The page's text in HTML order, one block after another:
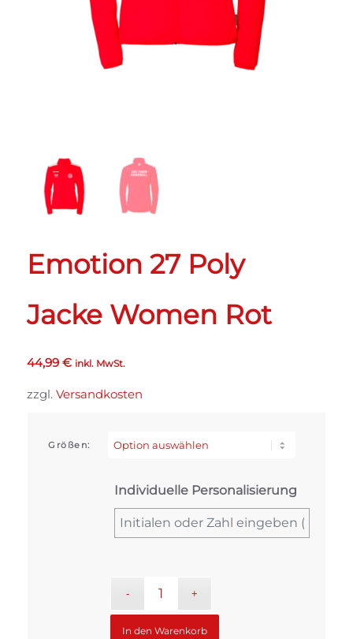
Emotion 27 Poly
Jacke Women Rot
44,99 € inkl. MwSt.
zzgl. Versandkosten
Größen:
Individuelle Personalisierung
In den Warenkorb